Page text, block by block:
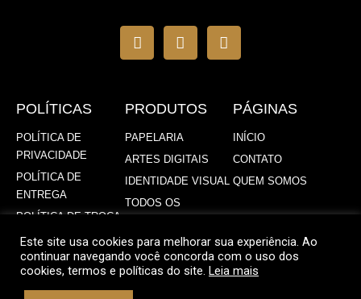
n
s
t
r
m
a
c
e
o
-
f
h
a
t
POLÍTICAS
POLÍTICA DE
PRIVACIDADE
POLÍTICA DE
ENTREGA
POLÍTICA DE TROCA
PRODUTOS
PAPELARIA
ARTES DIGITAIS
IDENTIDADE VISUAL
TODOS OS
PÁGINAS
INÍCIO
CONTATO
QUEM SOMOS
© Copyright 2023 Dudi Creative Design – Todos os direitos reservados
Este site usa cookies para melhorar sua experiência. Ao
continuar navegando você concorda com o uso dos
cookies, termos e políticas do site. Leia mais